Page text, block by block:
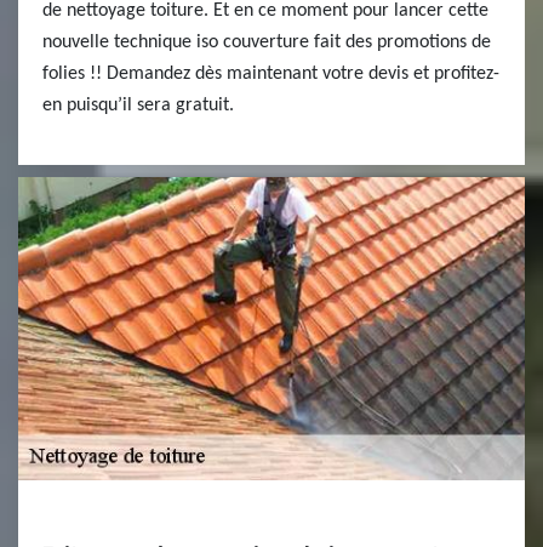
de nettoyage toiture. Et en ce moment pour lancer cette
nouvelle technique iso couverture fait des promotions de
folies !! Demandez dès maintenant votre devis et profitez-
en puisqu’il sera gratuit.